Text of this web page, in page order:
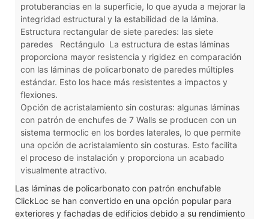
protuberancias en la superficie, lo que ayuda a mejorar la
integridad estructural y la estabilidad de la lámina.
Estructura rectangular de siete paredes: las siete
paredes
Rectángulo La estructura de estas láminas
proporciona mayor resistencia y rigidez en comparación
con las láminas de policarbonato de paredes múltiples
estándar. Esto los hace más resistentes a impactos y
flexiones.
Opción de acristalamiento sin costuras: algunas láminas
con patrón de enchufes de 7 Walls se producen con un
sistema termoclic en los bordes laterales, lo que permite
una opción de acristalamiento sin costuras. Esto facilita
el proceso de instalación y proporciona un acabado
visualmente atractivo.
Las láminas de policarbonato con patrón enchufable
ClickLoc se han convertido en una opción popular para
exteriores y fachadas de edificios debido a su rendimiento